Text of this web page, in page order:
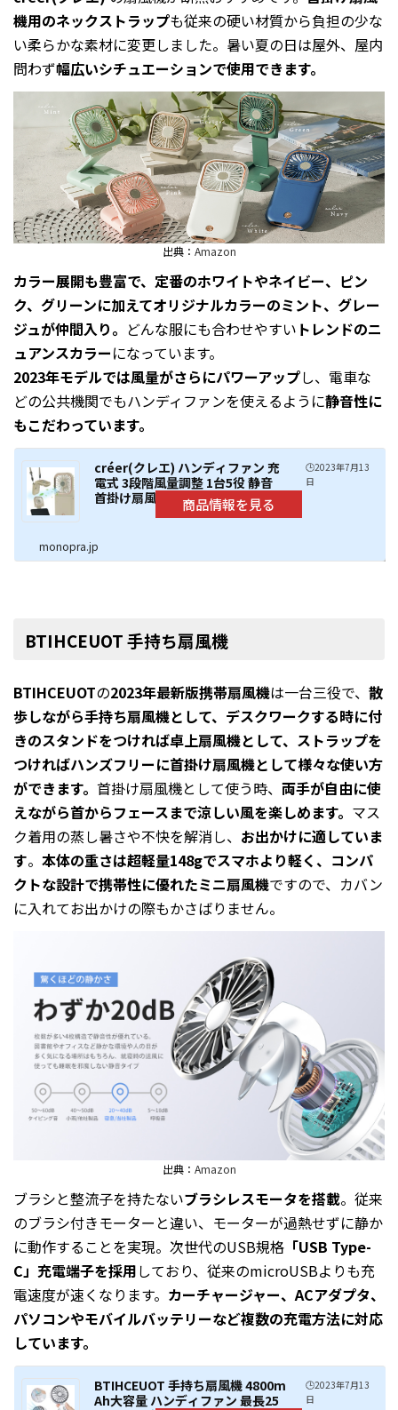
機用のネックストラップも従来の硬い材質から負担の少な
い柔らかな素材に変更しました。暑い夏の日は屋外、屋内
問わず幅広いシチュエーションで使用できます。
出典： Amazon
カラー展開も豊富で、定番のホワイトやネイビー、ピン
ク、グリーンに加えてオリジナルカラーのミント、グレー
ジュが仲間入り。 どんな服にも合わせやすい トレンドのニ
ュアンスカラーになっています。
2023年モデルでは風量がさらにパワーアップし、電車な
どの公共機関でもハンディファンを使えるように静音性に
もこだわっています。
créer(クレエ) ハンディファン 充
電式 3段階風量調整 1台5役 静音
首掛け扇風機 卓上 グレージュ
🕒️2023年7月13
日
monopra.jp
BTIHCEUOT 手持ち扇風機
BTIHCEUOTの2023年最新版携帯扇風機は一台三役で、 散
歩しながら手持ち扇風機として、デスクワークする時に付
きのスタンドをつければ卓上扇風機として、ストラップを
つければハンズフリーに首掛け扇風機として様々な使い方
ができます。 首掛け扇風機として使う時、 両手が自由に使
えながら首からフェースまで涼しい風を楽しめます。 マス
ク着用の蒸し暑さや不快を解消し、 お出かけに適していま
す。 本体の重さは超軽量148gでスマホより軽く、コンパ
クトな設計で携帯性に優れたミニ扇風機ですので、カバン
に入れてお出かけの際もかさばりません。
出典： Amazon
ブラシと整流子を持たないブラシレスモータを搭載。従来
のブラシ付きモーターと違い、モーターが過熱せずに静か
に動作することを実現。次世代のUSB規格 「USB Type-
C」充電端子を採用しており、従来のmicroUSBよりも充
電速度が速くなります。 カーチャージャー、ACアダプタ、
パソコンやモバイルバッテリーなど複数の充電方法に対応
しています。
BTIHCEUOT 手持ち扇風機 4800m
Ah大容量 ハンディファン 最長25
🕒️2023年7月13
日